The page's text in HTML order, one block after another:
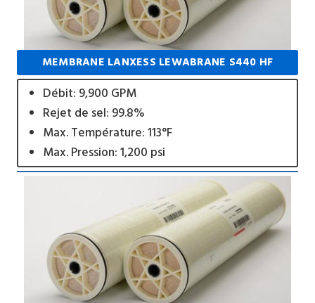
MEMBRANE LANXESS LEWABRANE S440 HF
Débit: 9,900 GPM
Rejet de sel: 99.8%
Max. Température: 113°F
Max. Pression: 1,200 psi